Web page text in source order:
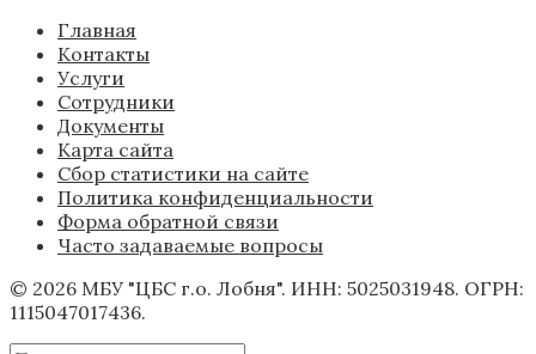
Главная
Контакты
Услуги
Сотрудники
Документы
Карта сайта
Сбор статистики на сайте
Политика конфиденциальности
Форма обратной связи
Часто задаваемые вопросы
© 2026 МБУ "ЦБС г.о. Лобня". ИНН: 5025031948. ОГРН:
1115047017436.